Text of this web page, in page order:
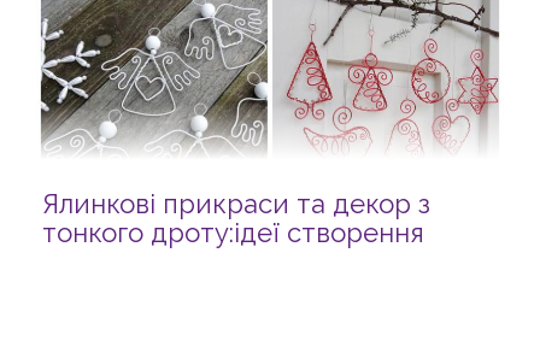
Ялинкові прикраси та декор з
тонкого дроту:ідеї створення